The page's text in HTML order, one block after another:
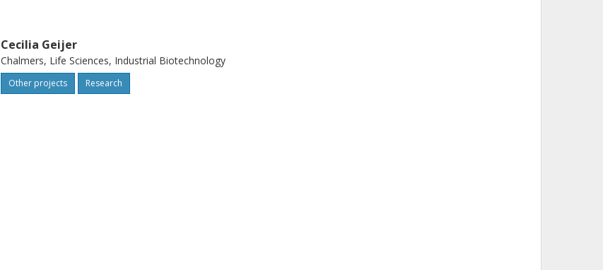
Cecilia Geijer
Chalmers, Life Sciences, Industrial Biotechnology
Other projects Research